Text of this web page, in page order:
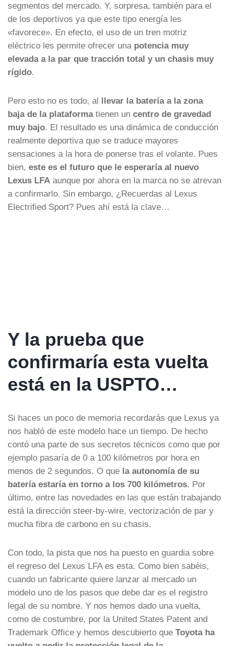
segmentos del mercado. Y, sorpresa, también para el
de los deportivos ya que este tipo energía les
«favorece». En efecto, el uso de un tren motriz
eléctrico les permite ofrecer una potencia muy
elevada a la par que tracción total y un chasis muy
rígido.
Pero esto no es todo, al llevar la batería a la zona
baja de la plataformatienen un centro de gravedad
muy bajo. El resultado es una dinámica de conducción
realmente deportiva que se traduce mayores
sensaciones a la hora de ponerse tras el volante. Pues
bien, este es el futuro que le esperaría al nuevo
Lexus LFA aunque por ahora en la marca no se atrevan
a confirmarlo. Sin embargo, ¿Recuerdas al Lexus
Electrified Sport? Pues ahí está la clave…
Y la prueba que
confirmaría esta vuelta
está en la USPTO…
Si haces un poco de memoria recordarás que Lexus ya
nos habló de este modelo hace un tiempo. De hecho
contó una parte de sus secretos técnicos como que por
ejemplo pasaría de 0 a 100 kilómetros por hora en
menos de 2 segundos. O que la autonomía de su
batería estaría en torno a los 700 kilómetros. Por
último, entre las novedades en las que están trabajando
está la dirección steer-by-wire, vectorización de par y
mucha fibra de carbono en su chasis.
Con todo, la pista que nos ha puesto en guardia sobre
el regreso del Lexus LFA es esta. Como bien sabéis,
cuando un fabricante quiere lanzar al mercado un
modelo uno de los pasos que debe dar es el registro
legal de su nombre. Y nos hemos dado una vuelta,
como de costumbre, por la United States Patent and
Trademark Office y hemos descubierto que Toyota ha